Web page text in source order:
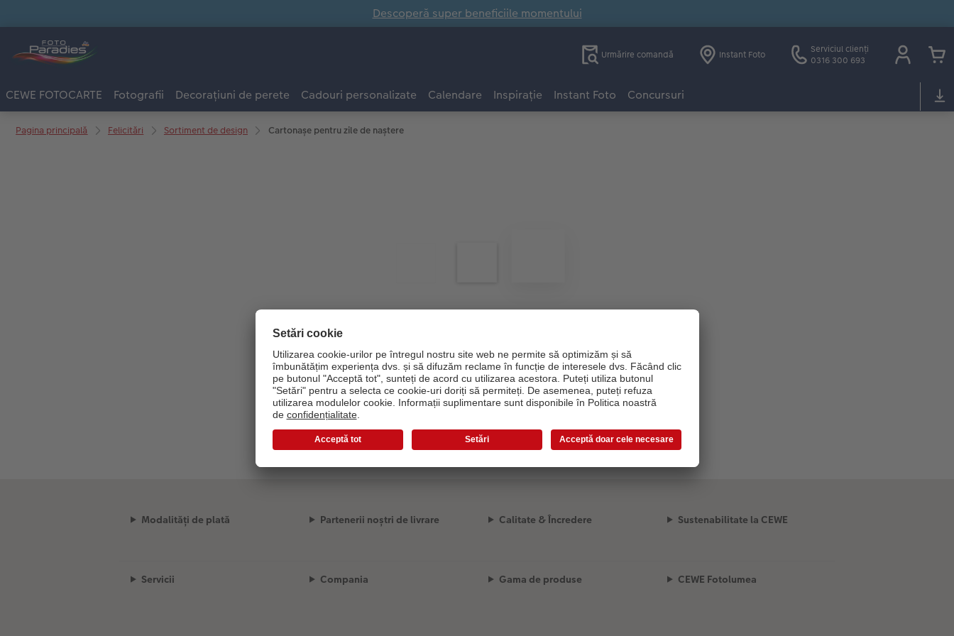
Descoperă super beneficiile momentului
Urmărire comandă Instant Foto
Serviciul clienți
0316 300 693
CEWE FOTOCARTE Fotografii Decorațiuni de perete Cadouri personalizate Calendare Inspirație Instant Foto Concursuri
Pagina principală Felicitări Sortiment de design Cartonașe pentru zile de naștere
Modalități de plată Partenerii noștri de livrare Calitate & Încredere Sustenabilitate la CEWE
Servicii Compania Gama de produse CEWE Fotolumea